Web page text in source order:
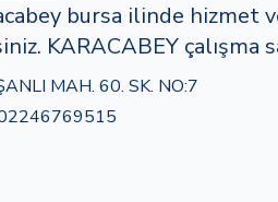
bursa ilinde hizmet
KARACABEY çalışma
MAH. 60. SK. NO:7